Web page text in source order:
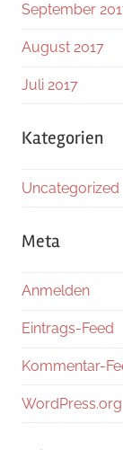
September
August 2017
Juli 2017
Kategorien
Uncategorized
Meta
Anmelden
Eintrags-Feed
Kommentar-
WordPress.org